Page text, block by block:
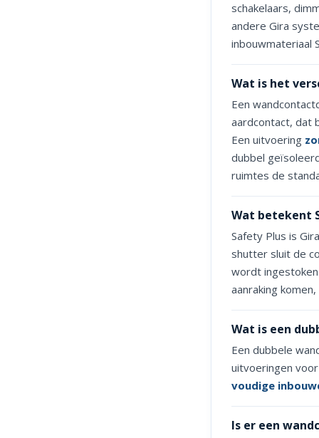
schakelaars,
andere Gira
inbouwmateriaal
Wat is het
Een
aardcontact, dat
Een uitvoering
dubbel
ruimtes de
Wat betekent
Safety Plus is
shutter sluit de
wordt
aanraking
Wat is een
Een dubbele
uitvoeringen
voudige
Is er een